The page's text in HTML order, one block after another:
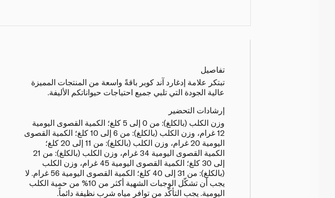
تفاصيل
تبتكر علامة إدغارد آند كوبر باقةً واسعة من المنتجات المميزة
عالية الجودة التي تلبي جميع احتياجات حيواناتكم الأليفة.
إرشادات التحضير
وزن الكلب (بالكلغ): من 0 إلى 5 كلغ؛ الكمية القصوى اليومية
12 غرام، وزن الكلب (بالكلغ): من 6 إلى 10 كلغ؛ الكمية القصوى
اليومية 20 غرام، وزن الكلب (بالكلغ): من 11 إلى 20 كلغ؛
الكمية القصوى اليومية 34 غرام، وزن الكلب (بالكلغ): من 21
إلى 30 كلغ؛ الكمية القصوى اليومية 45 غرام، وزن الكلب
(بالكلغ): من 31 إلى 40 كلغ؛ الكمية القصوى اليومية 56 غرام. لا
يجب أن تشكّل الوجبات الشهية أكثر من 10% من حمية الكلب
اليومية. يجب التأكّد من توافر مياه شرب نظيفة دائماً.